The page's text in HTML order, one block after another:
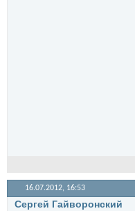
16.07.2012, 16:53
Сергей Гайворонский